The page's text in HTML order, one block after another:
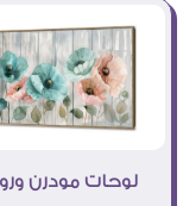
لوحات مودرن